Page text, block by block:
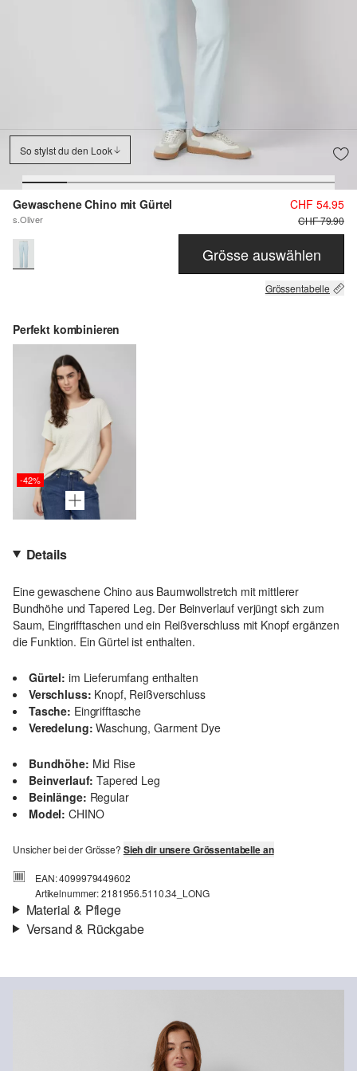
So stylst du den Look
Gewaschene Chino mit Gürtel
s.Oliver
CHF 54.95
CHF 79.90
Grösse auswählen
Grössentabelle
Perfekt kombinieren
-42%
Details
Eine gewaschene Chino aus Baumwollstretch mit mittlerer
Bundhöhe und Tapered Leg. Der Beinverlauf verjüngt sich zum
Saum, Eingrifftaschen und ein Reißverschluss mit Knopf ergänzen
die Funktion. Ein Gürtel ist enthalten.
Gürtel: im Lieferumfang enthalten
Verschluss: Knopf, Reißverschluss
Tasche: Eingrifftasche
Veredelung: Waschung, Garment Dye
Bundhöhe: Mid Rise
Beinverlauf: Tapered Leg
Beinlänge: Regular
Model: CHINO
Unsicher bei der Grösse? Sieh dir unsere Grössentabelle an
EAN: 4099979449602
Artikelnummer: 2181956.5110.34_LONG
Material & Pflege
Versand & Rückgabe
Deine Bestellung wird innerhalb von 4–5 Werktagen per SwissPost